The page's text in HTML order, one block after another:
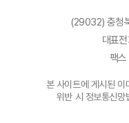
(29032) 충청
대표
팩
본 사이트에 게시된
위반 시 정보통신망